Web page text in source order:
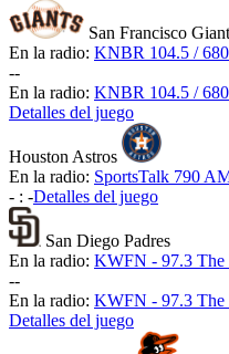
San Francisco
En la radio: KNBR 104.5 /
--
En la radio: KNBR 104.5 /
Detalles del juego
Houston Astros
En la radio: SportsTalk 790
- : -Detalles del juego
San Diego Padres
En la radio: KWFN - 97.3 The
--
En la radio: KWFN - 97.3 The
Detalles del juego